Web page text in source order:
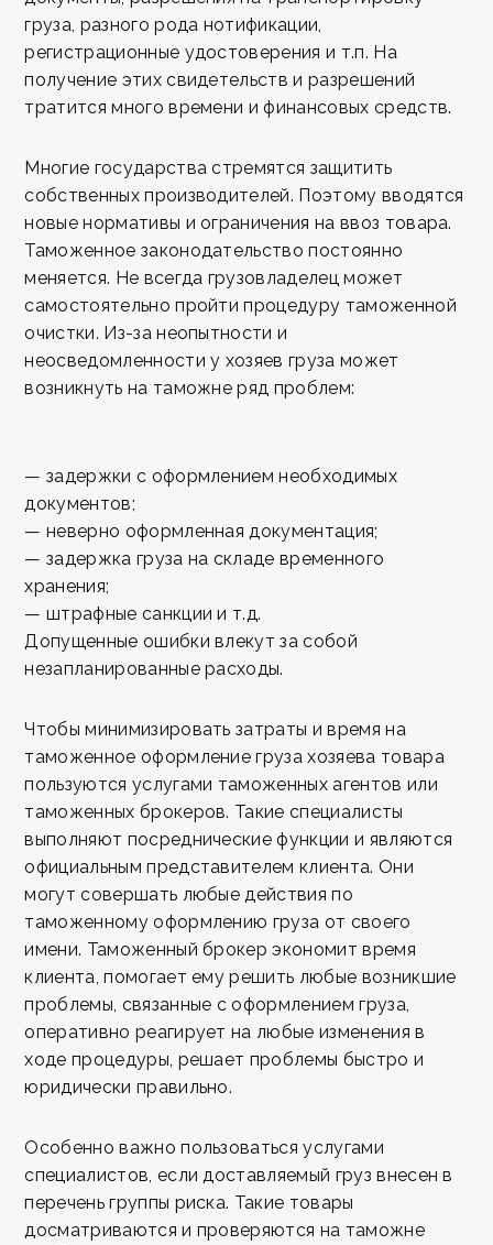
груза, разного рода нотификации,
регистрационные удостоверения и т.п. На
получение этих свидетельств и разрешений
тратится много времени и финансовых средств.
Многие государства стремятся защитить
собственных производителей. Поэтому вводятся
новые нормативы и ограничения на ввоз товара.
Таможенное законодательство постоянно
меняется. Не всегда грузовладелец может
самостоятельно пройти процедуру таможенной
очистки. Из-за неопытности и
неосведомленности у хозяев груза может
возникнуть на таможне ряд проблем:
— задержки с оформлением необходимых
документов;
— неверно оформленная документация;
— задержка груза на складе временного
хранения;
— штрафные санкции и т.д.
Допущенные ошибки влекут за собой
незапланированные расходы.
Чтобы минимизировать затраты и время на
таможенное оформление груза хозяева товара
пользуются услугами таможенных агентов или
таможенных брокеров. Такие специалисты
выполняют посреднические функции и являются
официальным представителем клиента. Они
могут совершать любые действия по
таможенному оформлению груза от своего
имени. Таможенный брокер экономит время
клиента, помогает ему решить любые возникшие
проблемы, связанные с оформлением груза,
оперативно реагирует на любые изменения в
ходе процедуры, решает проблемы быстро и
юридически правильно.
Особенно важно пользоваться услугами
специалистов, если доставляемый груз внесен в
перечень группы риска. Такие товары
досматриваются и проверяются на таможне